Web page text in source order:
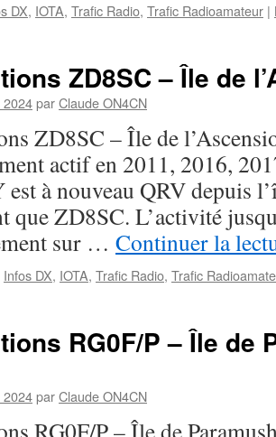
DX, IOTA, Trafic Radio, Trafic Radioamateur |
ZD8SC – Île de
2024parClaude ON4CN
ZD8SC – Île de
actif en 2011, 2016,
à nouveau QRV depuis
que ZD8SC. L’activité
sur … Continuer la
Infos DX, IOTA, Trafic Radio, Trafic
RG0F/P – Île de
2024parClaude ON4CN
RG0F/P – Île de